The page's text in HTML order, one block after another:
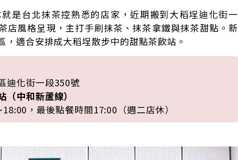
是台北抹茶控熟悉的店家，近期搬到大稻埕迪化街一
店風格呈現，主打手刷抹茶、抹茶拿鐵與抹茶甜點。新
，適合安排成大稻埕散步中的甜點茶飲站。
迪化街一段350號
（中和新蘆線）
，最後點餐時間17:00（週二店休）